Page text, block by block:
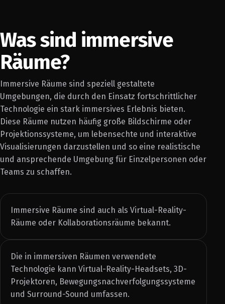
Was sind immersive
Räume?
Immersive Räume sind speziell gestaltete
Umgebungen, die durch den Einsatz fortschrittlicher
Technologie ein stark immersives Erlebnis bieten.
Diese Räume nutzen häufig große Bildschirme oder
Projektionssysteme, um lebensechte und interaktive
Visualisierungen darzustellen und so eine realistische
und ansprechende Umgebung für Einzelpersonen oder
Teams zu schaffen.
Immersive Räume sind auch als Virtual-Reality-
Räume oder Kollaborationsräume bekannt.
Die in immersiven Räumen verwendete
Technologie kann Virtual-Reality-Headsets, 3D-
Projektoren, Bewegungsnachverfolgungssysteme
und Surround-Sound umfassen.